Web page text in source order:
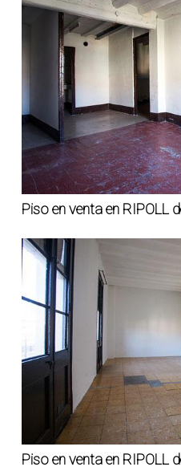
Piso en venta en RIPOLL
Piso en venta en RIPOLL